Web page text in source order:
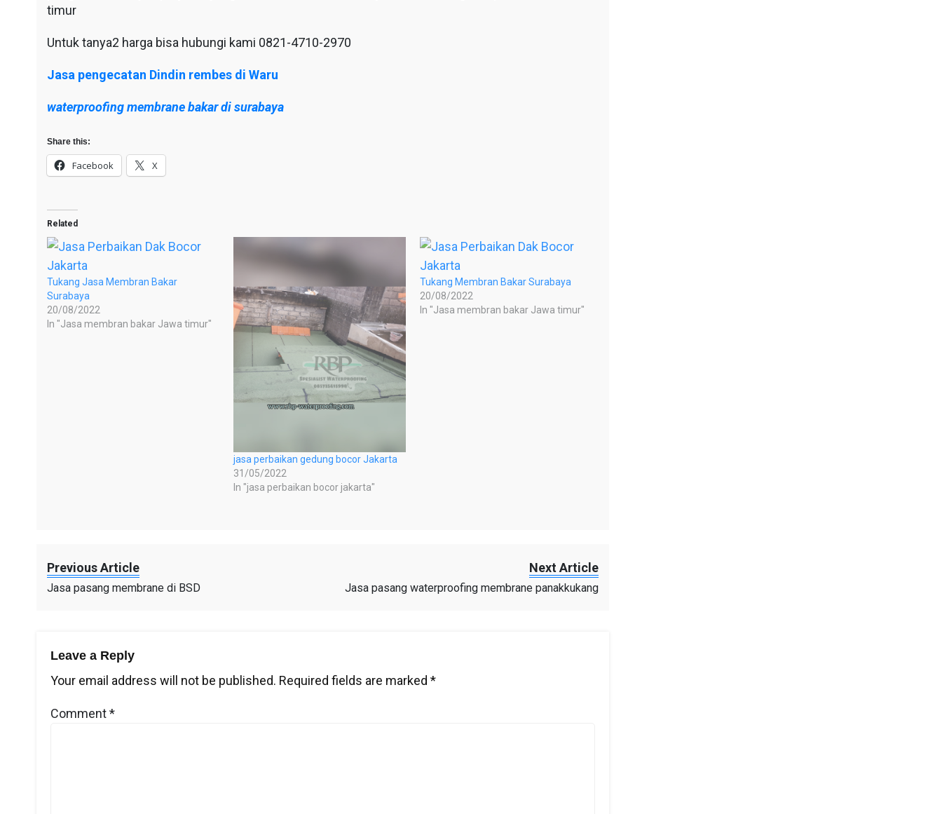
timur
Untuk tanya2 harga bisa hubungi kami 0821-4710-2970
Jasa pengecatan Dindin rembes di Waru
waterproofing membrane bakar di surabaya
Share this:
Facebook X
Related
Tukang Jasa Membran Bakar
Surabaya
20/08/2022
In "Jasa membran bakar Jawa timur"
jasa perbaikan gedung bocor Jakarta
31/05/2022
In "jasa perbaikan bocor jakarta"
Tukang Membran Bakar Surabaya
20/08/2022
In "Jasa membran bakar Jawa timur"
Previous Article
Jasa pasang membrane di BSD
Next Article
Jasa pasang waterproofing membrane panakkukang
Leave a Reply
Your email address will not be published. Required fields are marked *
Comment*